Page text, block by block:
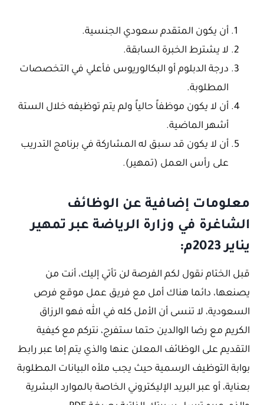
أن يكون المتقدم سعودي الجنسية.
لا يشترط الخبرة السابقة.
درجة الدبلوم أو البكالوريوس فأعلي في التخصصات
المطلوبة.
أن لا يكون موظفاً حالياً ولم يتم توظيفه خلال الستة
أشهر الماضية.
أن لا يكون قد سبق له المشاركة في برنامج التدريب
على رأس العمل (تمهير).
معلومات إضافية عن الوظائف
الشاغرة في وزارة الرياضة عبر تمهير
يناير 2023م:
قبل الختام نقول لكم الفرصة لن تأتي إليك، أنت من
يصنعها، دائما هناك أمل مع فريق عمل موقع فرص
السعودية، لا تنسى أن الأمل كله في الله فهو الرزاق
الكريم مع رضا الوالدين حتما ستفرج، نتركم مع كيفية
التقديم على الوظائف المعلن عنها والذي يتم إما عبر رابط
بوابة التوظيف الرسمية حيث يجب ملأه البيانات المطلوبة
بعناية، أو عبر البريد الإليكتروني الخاصة بالموارد البشرية